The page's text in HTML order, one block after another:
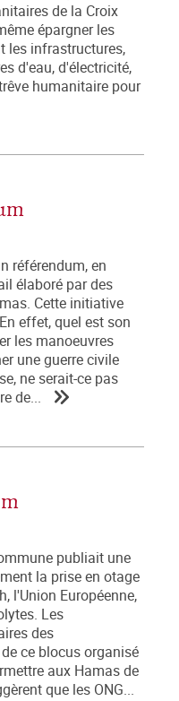
de la Croix
épargner les
les infrastructures,
d'eau, d'électricité,
humanitaire pour
référendum, en
élaboré par des
Cette initiative
effet, quel est son
les manoeuvres
une guerre civile
ne serait-ce pas
de...
publiait une
la prise en otage
l'Union Européenne,
Les
des
ce blocus organisé
aux Hamas de
que les ONG...